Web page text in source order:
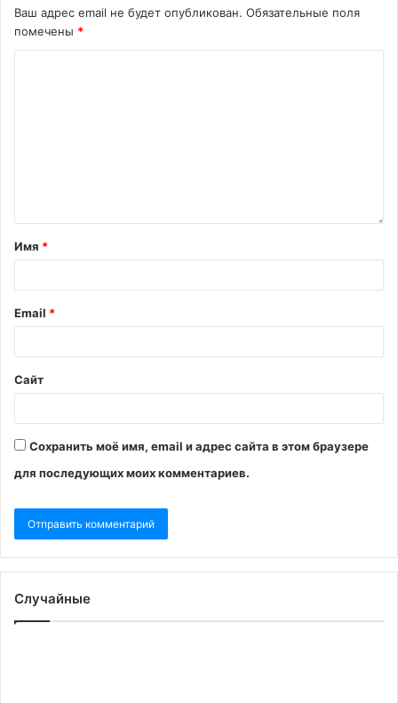
Ваш адрес email не будет опубликован. Обязательные поля
помечены *
Имя *
Email *
Сайт
Сохранить моё имя, email и адрес сайта в этом браузере
для последующих моих комментариев.
Случайные